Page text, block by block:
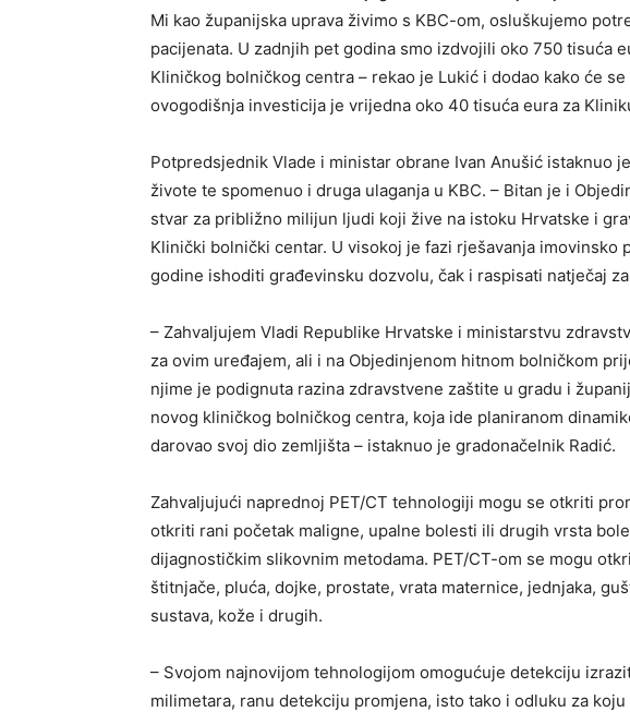
Mi kao županijska uprava živimo s KBC-om, osluškujemo
pacijenata. U zadnjih pet godina smo izdvojili oko 750 tisuća
Kliničkog bolničkog centra – rekao je Lukić i dodao kako će
ovogodišnja investicija je vrijedna oko 40 tisuća eura za
Potpredsjednik Vlade i ministar obrane Ivan Anušić istaknuo
živote te spomenuo i druga ulaganja u KBC. – Bitan je i
stvar za približno milijun ljudi koji žive na istoku Hrvatske i
Klinički bolnički centar. U visokoj je fazi rješavanja imovinsko
godine ishoditi građevinsku dozvolu, čak i raspisati natječaj
– Zahvaljujem Vladi Republike Hrvatske i ministarstvu
za ovim uređajem, ali i na Objedinjenom hitnom bolničkom
njime je podignuta razina zdravstvene zaštite u gradu i
novog kliničkog bolničkog centra, koja ide planiranom
darovao svoj dio zemljišta – istaknuo je gradonačelnik Radić.
Zahvaljujući naprednoj PET/CT tehnologiji mogu se otkriti
otkriti rani početak maligne, upalne bolesti ili drugih vrsta
dijagnostičkim slikovnim metodama. PET/CT-om se mogu
štitnjače, pluća, dojke, prostate, vrata maternice, jednjaka,
sustava, kože i drugih.
– Svojom najnovijom tehnologijom omogućuje detekciju
milimetara, ranu detekciju promjena, isto tako i odluku za